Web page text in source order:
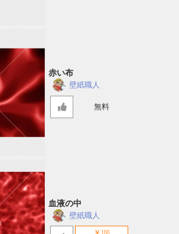
赤い布
壁紙職人
無料
血液の中
壁紙職人